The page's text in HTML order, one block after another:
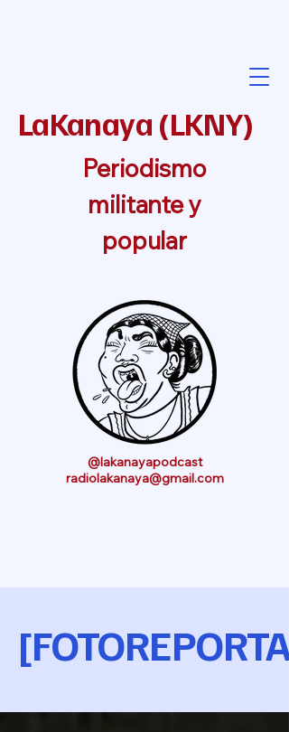
LaKanaya (LKNY)
@lakanayapodcast
radiolakanaya@gmail.com
Periodismo
militante y
popular